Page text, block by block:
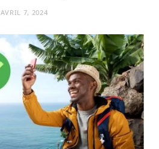
AVRIL 7, 2024